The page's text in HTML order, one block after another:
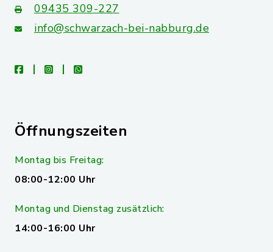
09435 309-227
info@schwarzach-bei-nabburg.de
facebookinstagramwhatsapp
Öffnungszeiten
Montag bis Freitag:
08:00-12:00 Uhr
Montag und Dienstag zusätzlich:
14:00-16:00 Uhr